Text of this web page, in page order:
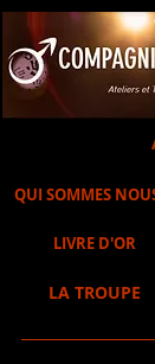
QUI SOMMES
LIVRE D'OR
LA TROUPE